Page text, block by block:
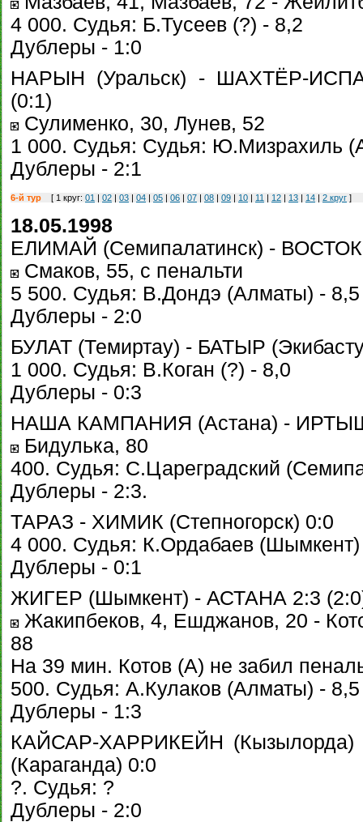
4 000. Судья: Б.Тусеев (?) - 8,2
Дублеры - 1:0
НАРЫН (Уральск) - ШАХТЁР-
(0:1)
Сулименко, 30, Лунев, 52
1 000. Судья: Судья: Ю.Мизрахиль
Дублеры - 2:1
6-й тур [ 1 круг: 01 | 02 | 03 | 04 | 05 | 06 | 07 | 08 | 09 | 10 | 11 | 12 | 13 | 14 | 2 круг ]
18.05.1998
ЕЛИМАЙ (Семипалатинск) - ВОСТОК
Смаков, 55, с пенальти
5 500. Судья: В.Дондэ (Алматы) - 8,5
Дублеры - 2:0
БУЛАТ (Темиртау) - БАТЫР
1 000. Судья: В.Коган (?) - 8,0
Дублеры - 0:3
НАША КАМПАНИЯ (Астана) - ИРТЫШ
Бидулька, 80
400. Судья: С.Цареградский
Дублеры - 2:3.
ТАРАЗ - ХИМИК (Степногорск) 0:0
4 000. Судья: К.Ордабаев (Шымкент)
Дублеры - 0:1
ЖИГЕР (Шымкент) - АСТАНА 2:3
Жакипбеков, 4, Ешджанов, 20 -
88
На 39 мин. Котов (А) не забил
500. Судья: А.Кулаков (Алматы) - 8,5
Дублеры - 1:3
КАЙСАР-ХАРРИКЕЙН
(Караганда) 0:0
?. Судья: ?
Дублеры - 2:0